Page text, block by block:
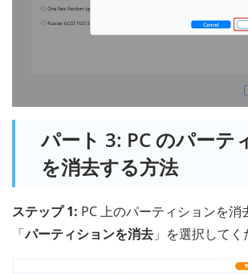
パート 3: PC のパーテ
を消去する方法
ステップ 1: PC 上のパーティションを消
「パーティションを消去 」を選択してく